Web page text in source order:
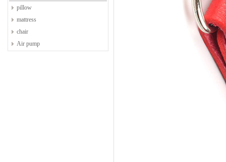
pillow
mattress
chair
Air pump